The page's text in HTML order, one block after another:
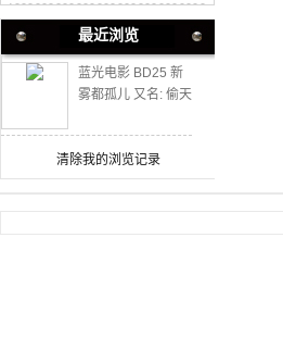
最近浏览
蓝光电影 BD25 新
雾都孤儿 又名: 偷天
清除我的浏览记录